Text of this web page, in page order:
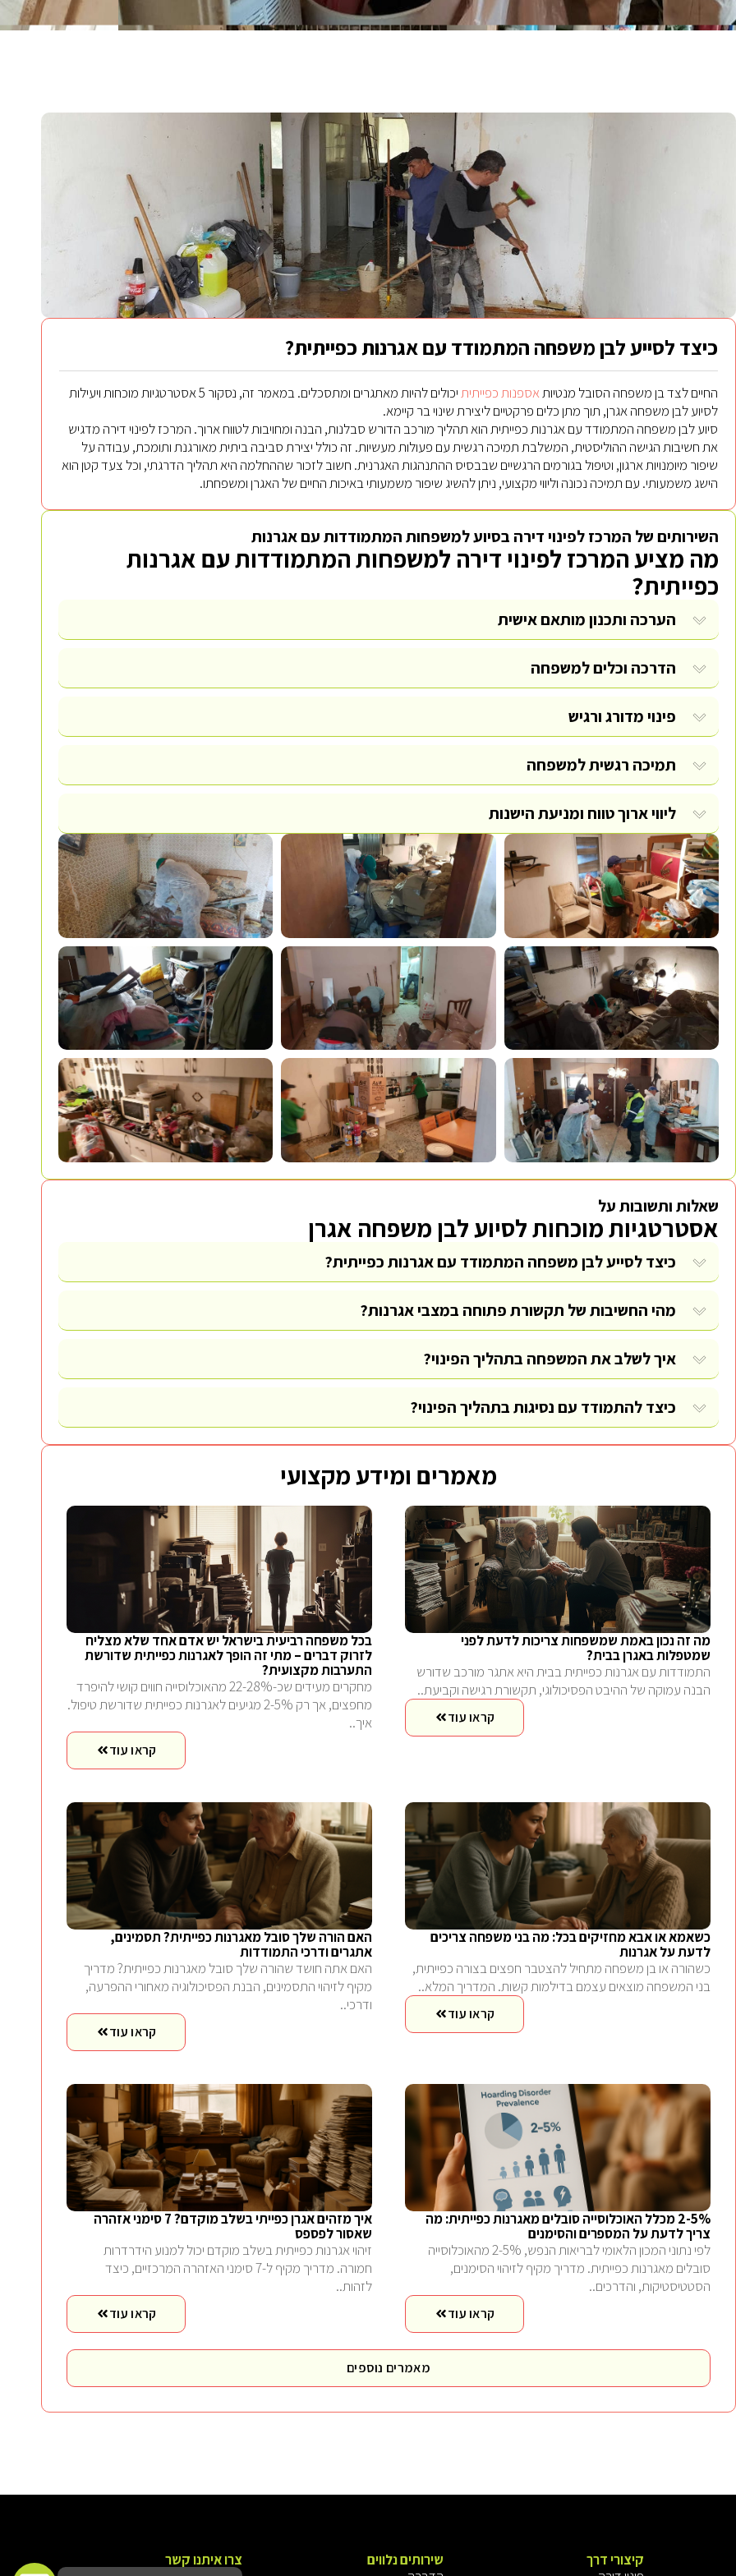
כיצד לסייע לבן משפחה המתמודד עם אגרנות כפייתית?
החיים לצד בן משפחה הסובל מנטיותאספנות כפייתית
יכולים להיות מאתגרים ומתסכלים. במאמר זה, נסקור 5 אסטרטגיות מוכחות ויעילות
לסיוע לבן משפחה אגרן, תוך מתן כלים פרקטיים ליצירת שינוי בר קיימא.
סיוע לבן משפחה המתמודד עם אגרנות כפייתית הוא תהליך מורכב הדורש סבלנות, הבנה ומחויבות לטווח ארוך. המרכז לפינוי דירה מדגיש
את חשיבות הגישה ההוליסטית, המשלבת תמיכה רגשית עם פעולות מעשיות. זה כולל יצירת סביבה ביתית מאורגנת ותומכת, עבודה על
שיפור מיומנויות ארגון, וטיפול בגורמים הרגשיים שבבסיס ההתנהגות האגרנית. חשוב לזכור שההחלמה היא תהליך הדרגתי, וכל צעד קטן הוא
הישג משמעותי. עם תמיכה נכונה וליווי מקצועי, ניתן להשיג שיפור משמעותי באיכות החיים של האגרן ומשפחתו.
השירותים של המרכז לפינוי דירה בסיוע למשפחות המתמודדות עם אגרנות
מה מציע המרכז לפינוי דירה למשפחות המתמודדות עם אגרנות
כפייתית?
הערכה ותכנון מותאם אישית
הדרכה וכלים למשפחה
פינוי מדורג ורגיש
תמיכה רגשית למשפחה
ליווי ארוך טווח ומניעת הישנות
שאלות ותשובות על
אסטרטגיות מוכחות לסיוע לבן משפחה אגרן
כיצד לסייע לבן משפחה המתמודד עם אגרנות כפייתית?
מהי החשיבות של תקשורת פתוחה במצבי אגרנות?
איך לשלב את המשפחה בתהליך הפינוי?
כיצד להתמודד עם נסיגות בתהליך הפינוי?
מאמרים ומידע מקצועי
מה זה נכון באמת שמשפחות צריכות לדעת לפני
שמטפלות באגרן בבית?
התמודדות עם אגרנות כפייתית בבית היא אתגר מורכב שדורש
הבנה עמוקה של ההיבט הפסיכולוגי, תקשורת רגישה וקביעת..
קראו עוד
בכל משפחה רביעית בישראל יש אדם אחד שלא מצליח
לזרוק דברים – מתי זה הופך לאגרנות כפייתית שדורשת
התערבות מקצועית?
מחקרים מעידים שכ-22-28% מהאוכלוסייה חווים קושי להיפרד
מחפצים, אך רק 2-5% מגיעים לאגרנות כפייתית שדורשת טיפול.
איך..
קראו עוד
כשאמא או אבא מחזיקים בכל: מה בני משפחה צריכים
לדעת על אגרנות
כשהורה או בן משפחה מתחיל להצטבר חפצים בצורה כפייתית,
בני המשפחה מוצאים עצמם בדילמות קשות. המדריך המלא..
קראו עוד
האם הורה שלך סובל מאגרנות כפייתית? תסמינים,
אתגרים ודרכי התמודדות
האם אתה חושד שהורה שלך סובל מאגרנות כפייתית? מדריך
מקיף לזיהוי התסמינים, הבנת הפסיכולוגיה מאחורי ההפרעה,
ודרכי..
קראו עוד
2-5% מכלל האוכלוסייה סובלים מאגרנות כפייתית: מה
צריך לדעת על המספרים והסימנים
לפי נתוני המכון הלאומי לבריאות הנפש, 2-5% מהאוכלוסייה
סובלים מאגרנות כפייתית. מדריך מקיף לזיהוי הסימנים,
הסטטיסטיקות, והדרכים..
קראו עוד
איך מזהים אגרן כפייתי בשלב מוקדם? 7 סימני אזהרה
שאסור לפספס
זיהוי אגרנות כפייתית בשלב מוקדם יכול למנוע הידרדרות
חמורה. מדריך מקיף ל-7 סימני האזהרה המרכזיים, כיצד
לזהות..
קראו עוד
מאמרים נוספים
קיצורי דרך
שירותים נלווים
צרו איתנו קשר